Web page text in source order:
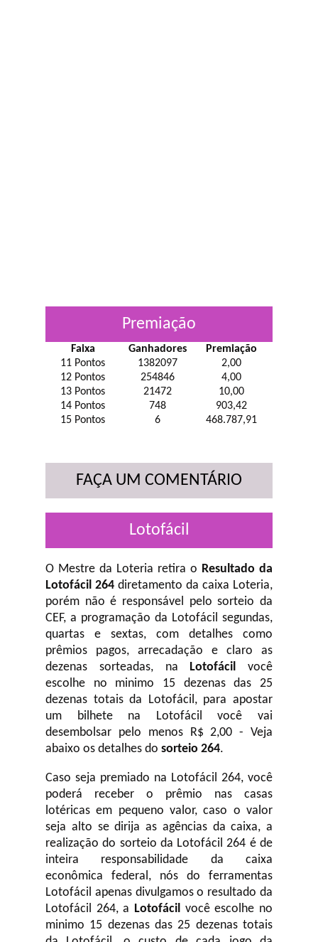
Premiação
Faixa Ganhadores
Premiação
11 Pontos
1382097
2,00
12 Pontos
254846
4,00
13 Pontos
21472
10,00
14 Pontos
748
903,42
15 Pontos
6 468.787,91
FAÇA UM COMENTÁRIO
Lotofácil
O Mestre da Loteria retira o Resultado da
Lotofácil 264 diretamento da caixa Loteria,
porém não é responsável pelo sorteio da
CEF, a programação da Lotofácil segundas,
quartas e sextas, com detalhes como
prêmios pagos, arrecadação e claro as
dezenas sorteadas, na Lotofácil você
escolhe no minimo 15 dezenas das 25
dezenas totais da Lotofácil, para apostar
um bilhete na Lotofácil você vai
desembolsar pelo menos R$ 2,00 - Veja
abaixo os detalhes do sorteio 264.
Caso seja premiado na Lotofácil 264, você
poderá receber o prêmio nas casas
lotéricas em pequeno valor, caso o valor
seja alto se dirija as agências da caixa, a
realização do sorteio da Lotofácil 264 é de
inteira responsabilidade da caixa
econômica federal, nós do ferramentas
Lotofácil apenas divulgamos o resultado da
Lotofácil 264, a Lotofácil você escolhe no
minimo 15 dezenas das 25 dezenas totais